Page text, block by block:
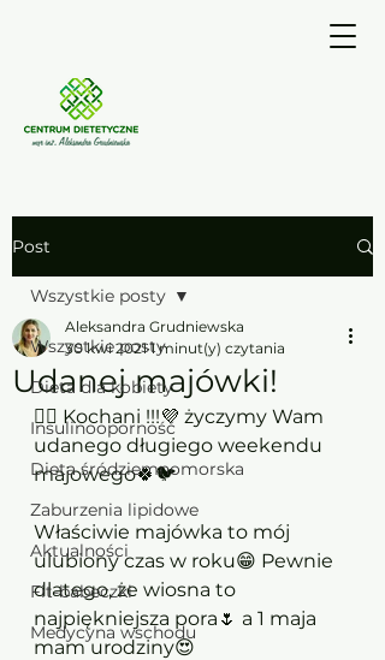
Post
Wszystkie posty
Dieta dla kobiety
Insulinooporność
Dieta śródziemnomorska
Zaburzenia lipidowe
Aktualności
Fit-babeczki
Medycyna wschodu
Wszystkie posty
Udanej majówki!
Aleksandra Grudniewska
30 kwi 2021 1 minut(y) czytania
💁‍♀️ Kochani !!!💜 życzymy Wam
udanego długiego weekendu
majowego🍀🐦
Właściwie majówka to mój
ulubiony czas w roku😁 Pewnie
dlatego, że wiosna to
najpiękniejsza pora🌷 a 1 maja
mam urodziny😍